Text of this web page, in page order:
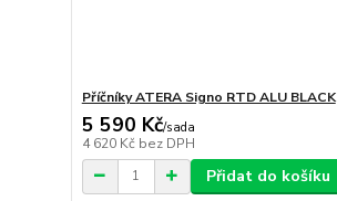
Příčníky ATERA Signo RTD ALU BLACK
5 590 Kč/sada
4 620 Kč bez DPH
Přidat do košíku